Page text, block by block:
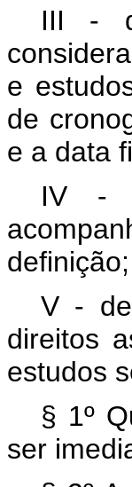
III -
e
de
e a data
IV -
V -
direitos
estudos
§ 1º
ser